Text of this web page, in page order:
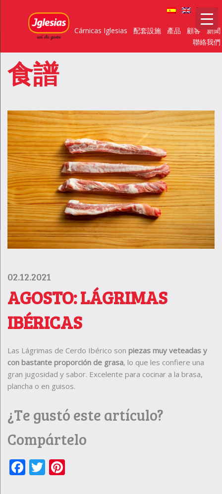
Cárnicas Iglesias 配套設施 產品 顧客
新聞
聯絡我們
食譜
02.12.2021
AGOSTO: LÁGRIMAS
IBÉRICAS
Las Lágrimas de Cerdo Ibérico son piezas muy veteadas y
con bastante proporción de grasa, lo que les confiere una
gran jugosidad y sabor. Excelente para cocinar a la brasa,
plancha o en guisos.
¿Te gustó este artículo?
Compártelo
Facebook
Twitter